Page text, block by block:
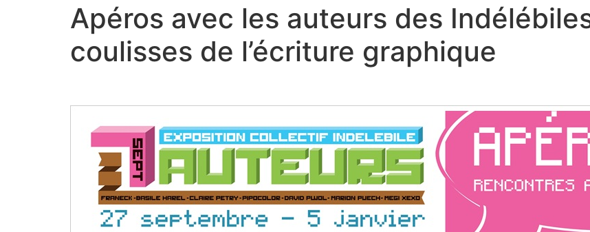
Apéros avec les auteurs des
coulisses de l’écriture graphique